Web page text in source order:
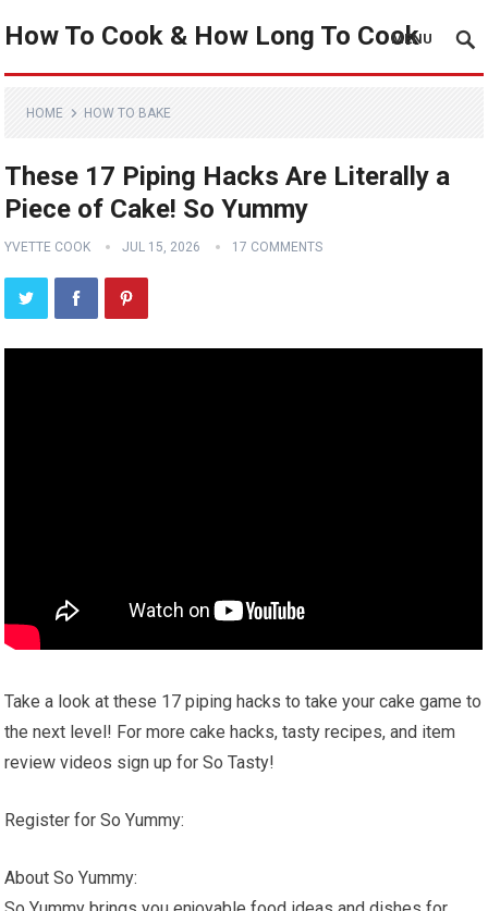
How To Cook & How Long To Cook
MENU
HOME HOW TO BAKE
These 17 Piping Hacks Are Literally a
Piece of Cake! So Yummy
YVETTE COOK JUL 15, 2026 17 COMMENTS
Take a look at these 17 piping hacks to take your cake game to
the next level! For more cake hacks, tasty recipes, and item
review videos sign up for So Tasty!
Register for So Yummy:
About So Yummy: